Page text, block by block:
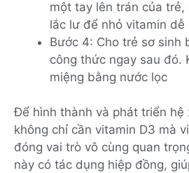
một tay lên trán của
lắc lư để nhỏ vitamin dễ
Bước 4: Cho trẻ sơ sinh
công thức ngay sau đó.
miệng bằng nước lọc
Để hình thành và phát triển hệ
không chỉ cần vitamin D3 mà
đóng vai trò vô cùng quan
này có tác dụng hiệp đồng,